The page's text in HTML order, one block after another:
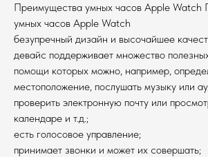
Преимущества умных часов Apple Watch
умных часов Apple Watch
безупречный дизайн и высочайшее
девайс поддерживает множество
помощи которых можно, например,
местоположение, послушать музыку или
проверить электронную почту или
календаре и т.д.;
есть голосовое управление;
принимает звонки и может их совершать;